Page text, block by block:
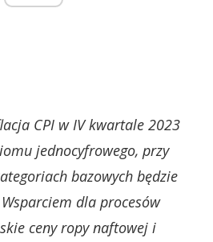
CPI w IV kwartale 2023
jednocyfrowego, przy
bazowych będzie
dla procesów
ceny ropy naftowej i